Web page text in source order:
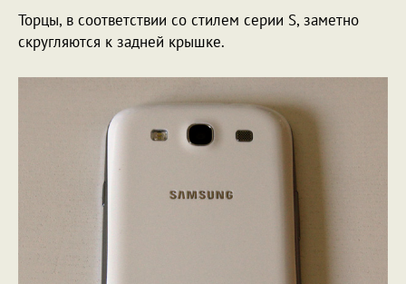
Торцы, в соответствии со стилем серии S, заметно
скругляются к задней крышке.